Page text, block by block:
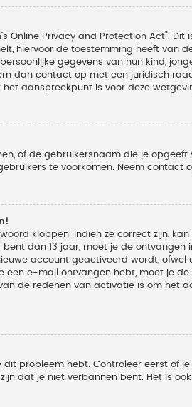
Online Privacy and Protection Act".
hiervoor de toestemming heeft van
gegevens van hun kind,
dan contact op met een juridisch
aanspreekpunt is voor deze
of de gebruikersnaam die je
te voorkomen. Neem contact
kloppen. Indien ze correct zijn,
dan 13 jaar, moet je de
account geactiveerd wordt,
een e-mail ontvangen hebt, moet je
de redenen van activatie is om
dit probleem hebt. Controleer eerst of
dat je niet verbannen bent. Het is